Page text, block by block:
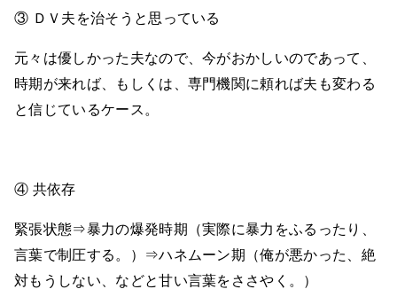
③ ＤＶ夫を治そうと思っている
元々は優しかった夫なので、今がおかしいのであって、
時期が来れば、もしくは、専門機関に頼れば夫も変わる
と信じているケース。
④ 共依存
緊張状態⇒暴力の爆発時期（実際に暴力をふるったり、
言葉で制圧する。）⇒ハネムーン期（俺が悪かった、絶
対もうしない、などと甘い言葉をささやく。）